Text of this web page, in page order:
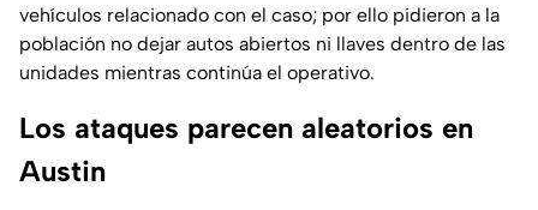
vehículos relacionado con el caso; por ello pidieron a la
población no dejar autos abiertos ni llaves dentro de las
unidades mientras continúa el operativo.
Los ataques parecen aleatorios en
Austin